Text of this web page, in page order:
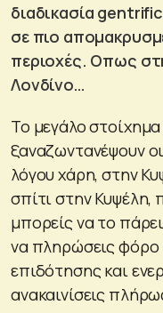
διαδικασία
σε πιο
περιοχές. Οπως
Λονδίνο…
Το μεγάλο
ξαναζωντανέψουν
λόγου χάρη, στην
σπίτι στην Κυψέλη,
μπορείς να το
να πληρώσεις φόρο
επιδότησης και
ανακαινίσεις